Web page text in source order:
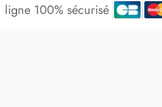
ligne 100% sécurisé